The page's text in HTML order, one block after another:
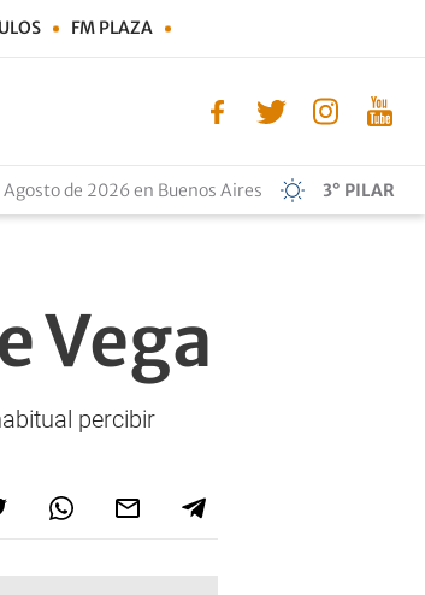
FM PLAZA
Agosto de 2026 en Buenos Aires 3° PILAR
Vega
percibir